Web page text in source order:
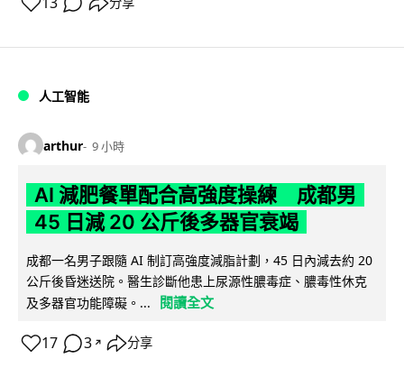
人工智能
arthur 9 小時
AI 減肥餐單配合高強度操練 成都男
45 日減 20 公斤後多器官衰竭
成都一名男子跟隨 AI 制訂高強度減脂計劃，45 日內減去約 20
公斤後昏迷送院。醫生診斷他患上尿源性膿毒症、膿毒性休克
及多器官功能障礙。...
閱讀全文
17 3 ↗ 分享